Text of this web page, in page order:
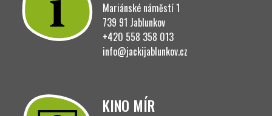
Mariánské náměstí 1
739 91 Jablunkov
+420 558 358 013
info@jackijablunkov.cz
KINO MÍR